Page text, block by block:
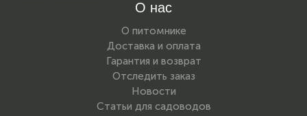
О нас
О питомнике
Доставка и оплата
Гарантия и возврат
Отследить заказ
Новости
Статьи для садоводов